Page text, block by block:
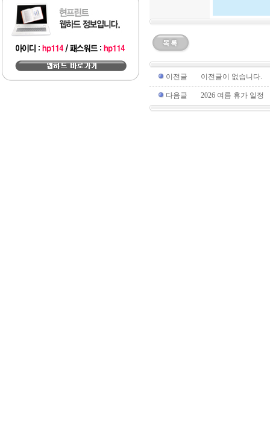
이전글 이전글이 없습니다.
다음글 2026 여름 휴가 일정